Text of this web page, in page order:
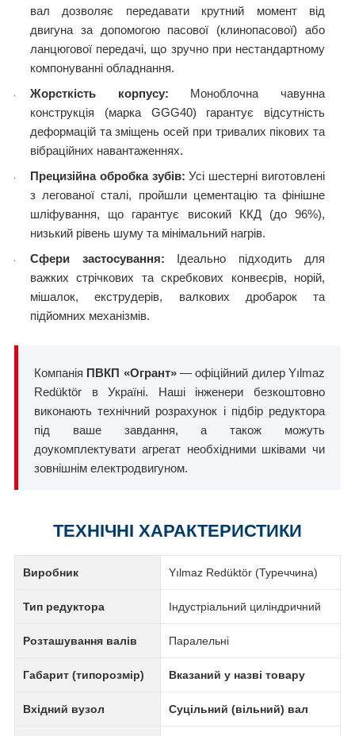
вал дозволяє передавати крутний момент від
двигуна за допомогою пасової (клинопасової) або
ланцюгової передачі, що зручно при нестандартному
компонуванні обладнання.
Жорсткість корпусу: Моноблочна чавунна
конструкція (марка GGG40) гарантує відсутність
деформацій та зміщень осей при тривалих пікових та
вібраційних навантаженнях.
Прецизійна обробка зубів: Усі шестерні виготовлені
з легованої сталі, пройшли цементацію та фінішне
шліфування, що гарантує високий ККД (до 96%),
низький рівень шуму та мінімальний нагрів.
Сфери застосування: Ідеально підходить для
важких стрічкових та скребкових конвеєрів, норій,
мішалок, екструдерів, валкових дробарок та
підйомних механізмів.
Компанія ПВКП «Огрант»— офіційний дилер Yılmaz
Redüktör в Україні. Наші інженери безкоштовно
виконають технічний розрахунок і підбір редуктора
під ваше завдання, а також можуть
доукомплектувати агрегат необхідними шківами чи
зовнішнім електродвигуном.
ТЕХНІЧНІ ХАРАКТЕРИСТИКИ
Виробник Yılmaz Redüktör (Туреччина)
Тип редуктора Індустріальний циліндричний
Розташування валів Паралельні
Габарит (типорозмір) Вказаний у назві товару
Вхідний вузол Суцільний (вільний) вал